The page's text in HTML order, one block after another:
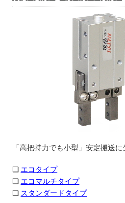
「高把持力でも小型」安定搬送
❑ エコタイプ
❑ エコマルチタイプ
❑ スタンダードタイプ